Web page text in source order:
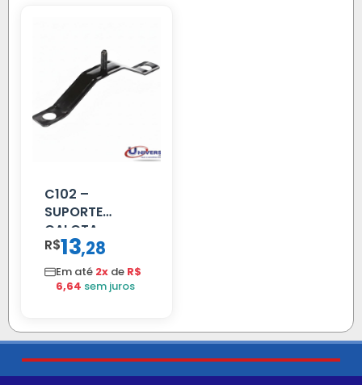
C102 –
SUPORTE
CALOTA
DIANTEIRA
RODA 10 FUROS
R$13,28
Em até 2x de R$
6,64 sem juros